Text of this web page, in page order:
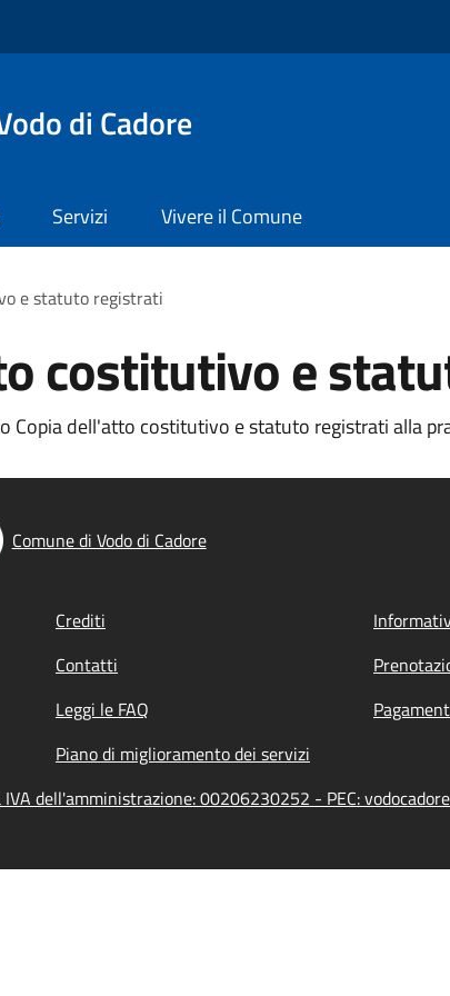
di Cadore
Servizi Vivere il Comune
e statuto registrati
costitutivo e
Copia dell'atto costitutivo e statuto registrati alla
Comune di Vodo di Cadore
Crediti
Contatti
Leggi le FAQ
Piano di miglioramento dei servizi
dell'amministrazione: 00206230252 - PEC: